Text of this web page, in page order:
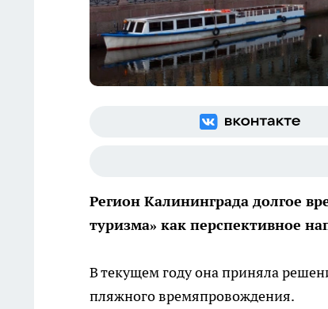
Регион Калининграда долгое
туризма» как перспективное
В текущем году она приняла
пляжного времяпровождения.